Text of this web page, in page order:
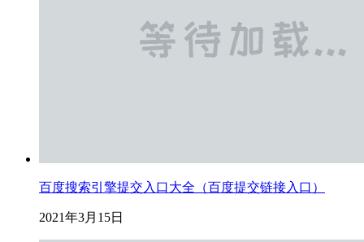
百度搜索引擎提交入口大全（百度提交链接入口）
2021年3月15日